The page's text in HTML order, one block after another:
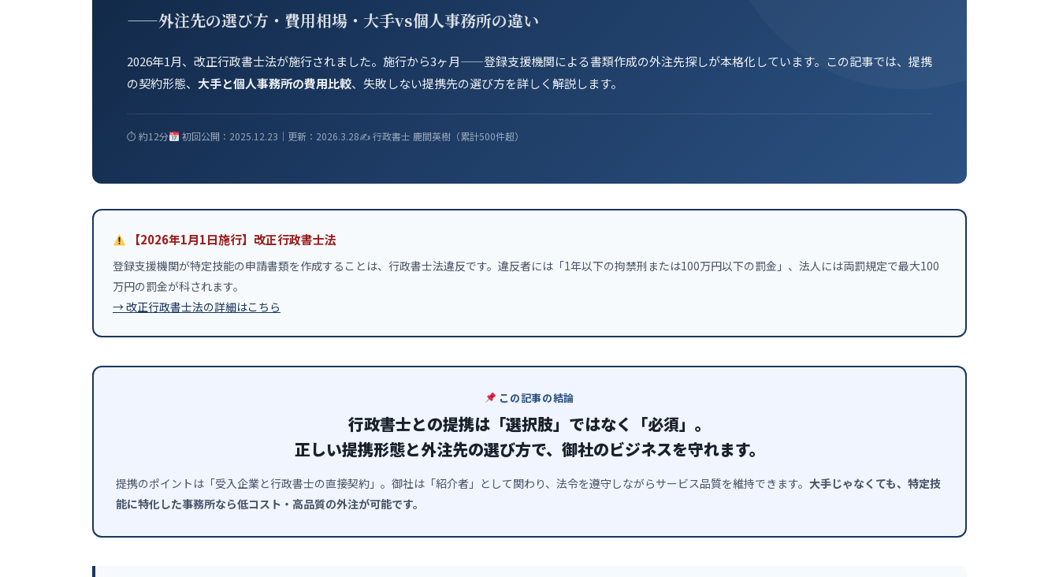
——外注先の選び方・費用相場・大手vs個人事務所の違い
2026年1月、改正行政書士法が施行されました。施行から3ヶ月——登録支援機関による書類作成の外注先探しが本格化しています。この記事では、提携
の契約形態、 大手と個人事務所の費用比較、失敗しない提携先の選び方を詳しく解説します。
⏱ 約12分 初回公開：2025.12.23｜更新：2026.3.28✍️ 行政書士 鹿間英樹（累計500件超）
【2026年1月1日施行】改正行政書士法
登録支援機関が特定技能の申請書類を作成することは、行政書士法違反です。違反者には「1年以下の拘禁刑または100万円以下の罰金」、法人には両罰規定で最大100
万円の罰金が科されます。
→ 改正行政書士法の詳細はこちら
この記事の結論
行政書士との提携は「選択肢」ではなく「必須」。
正しい提携形態と外注先の選び方で、御社のビジネスを守れます。
提携のポイントは「受入企業と行政書士の直接契約」。御社は「紹介者」として関わり、法令を遵守しながらサービス品質を維持できます。 大手じゃなくても、特定技
能に特化した事務所なら低コスト・高品質の外注が可能です。